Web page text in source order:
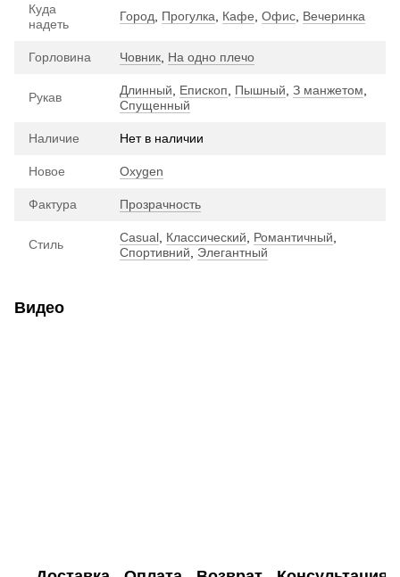
Куда
надеть
Город, Прогулка, Кафе, Офис, Вечеринка
Горловина Човник, На одно плечо
Рукав Длинный, Епископ, Пышный, З манжетом,
Спущенный
Наличие Нет в наличии
Новое Oxygen
Фактура Прозрачность
Стиль Casual, Классический, Романтичный,
Спортивний, Элегантный
Видео